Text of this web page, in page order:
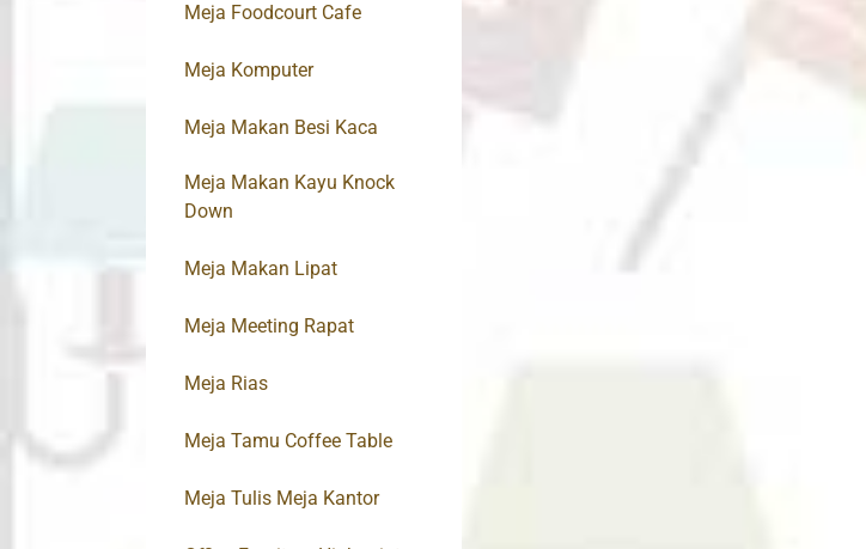
Meja Foodcourt Cafe
Meja Komputer
Meja Makan Besi Kaca
Meja Makan Kayu Knock
Down
Meja Makan Lipat
Meja Meeting Rapat
Meja Rias
Meja Tamu Coffee Table
Meja Tulis Meja Kantor